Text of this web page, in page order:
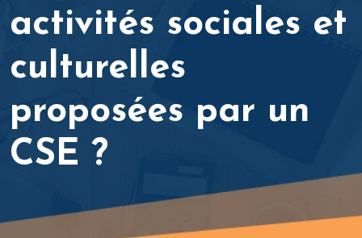
activités sociales et
culturelles
proposées par un
CSE ?